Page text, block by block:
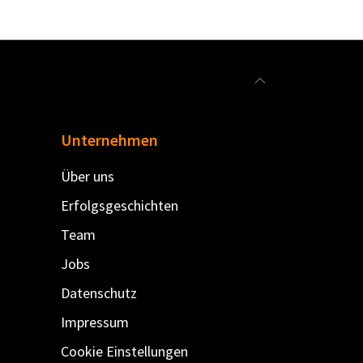
Unternehmen
Über uns
Erfolgsgeschichten
Team
Jobs
Datenschutz
Impressum
Cookie Einstellungen